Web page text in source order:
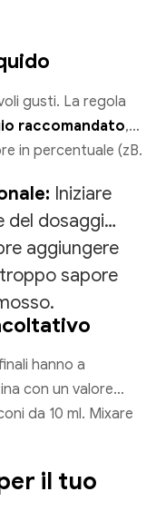
gusti. La regola
raccomandato,
in percentuale (zB.
Iniziare
del dosaggio
aggiungere
sapore
hanno a
con un valore
da 10 ml. Mixare
il tuo